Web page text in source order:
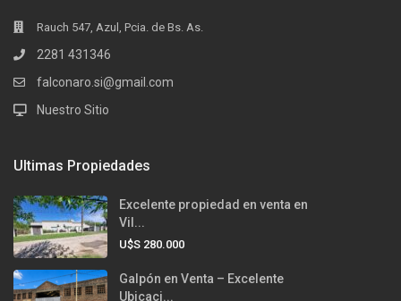
Rauch 547, Azul, Pcia. de Bs. As.
2281 431346
falconaro.si@gmail.com
Nuestro Sitio
Ultimas Propiedades
Excelente propiedad en venta en
Vil...
U$S 280.000
Galpón en Venta – Excelente
Ubicaci...